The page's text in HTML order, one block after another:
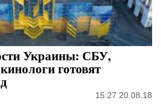
Украины: СБУ,
готовят
15:27 20.08.18